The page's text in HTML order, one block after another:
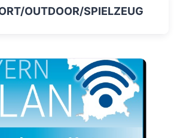
OUTDOOR/SPIELZEUG